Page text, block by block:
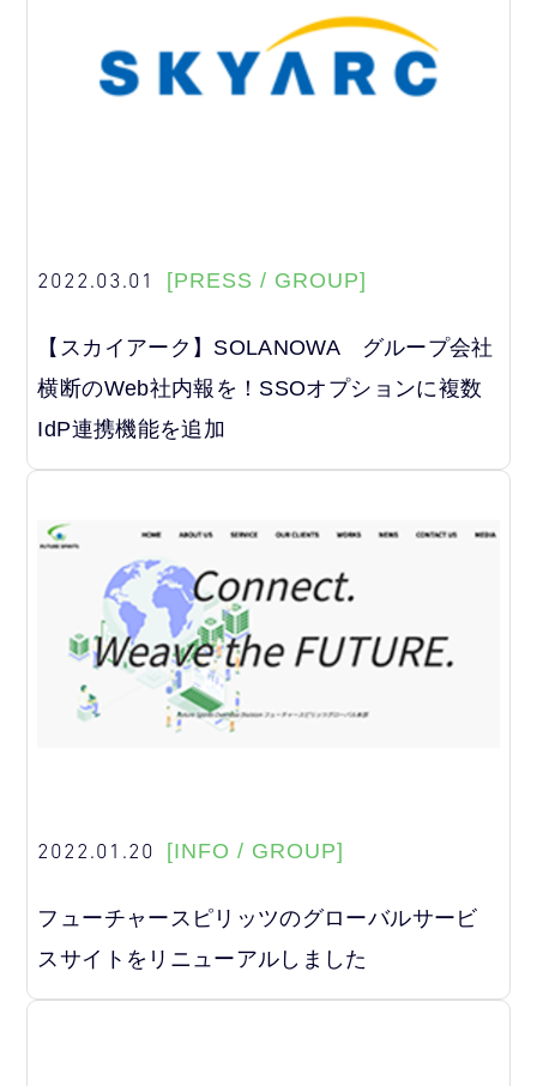
2022.03.01 [PRESS / GROUP]
【スカイアーク】SOLANOWA グループ会社
横断のWeb社内報を！SSOオプションに複数
IdP連携機能を追加
2022.01.20 [INFO / GROUP]
フューチャースピリッツのグローバルサービ
スサイトをリニューアルしました